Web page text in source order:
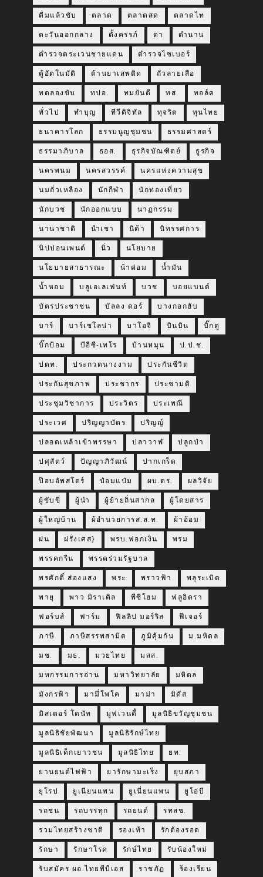
ดื่มแล้วขับ ตลาด ตลาดสด ตลาดไท
ตะวันออกกลาง ตั้งครรภ์ ตา ตำนาน
ตำรวจตระเวนชายแดน ตำรวจไซเบอร์
ตู้อัตโนมัติ ต้านยาเสพติด ถั่วลายเสือ
ทดลองขับ ทปอ. ทมยันตี ทส. ทอล์ค
ทั่วไป ทำบุญ ทีวีดิจิทัล ทุจริต ทุนไทย
ธนาคารโลก ธรรมนูญชุมชน ธรรมศาสตร์
ธรรมาภิบาล ธอส. ธุรกิจบัณฑิตย์ ธูรกิจ
นครพนม นครสวรรค์ นครแห่งความสุข
นมถั่วเหลือง นักกีฬา นักท่องเที่ยว
นักบวช นักออกแบบ นาฏกรรม
นานาชาติ นำเชา นิด้า นิทรรศการ
นิปปอนเพนต์ นิ่ว นโยบาย
นโยบายสาธารณะ น้าค่อม น้ำมัน
น้ำหอม บลูเอเลเฟ่นท์ บวช บอยแบนด์
บัตรประชาชน บัลลง ดอร์ บางกอกฮับ
บาร์ บาร์เซโลน่า บาโอจิ บินบิน บิ๊กตู่
บิ๊กป้อม บีอีซี-เทโร บ้านหมุน ป.ป.ช.
ปตท. ประกวดนางงาม ประกันชีวิต
ประกันสุขภาพ ประชากร ประชามติ
ประชุมวิชาการ ประวิตร ประเพณี
ประเวศ ปริญญาบัตร ปริญญ์
ปลอดเหล้าเข้าพรรษา ปลาวาฬ ปลูกป่า
ปศุสัตว์ ปัญญาภิวัฒน์ ปากเกร็ด
ป๊อบอัพสโตร์ ป๋อมแป๋ม ผบ.ตร. ผลวิจัย
ผู้ขับขี่ ผู้นำ ผู้ย้ายถิ่นสากล ผู้โดยสาร
ผู้ใหญ่บ้าน ผ้อำนวยการส.ส.ท. ผ้าอ้อม
ฝน ฝรั่งเศส} พรบ.ฟอกเงิน พรม
พรรคกรีน พรรคร่วมรัฐบาล
พรศักดิ์ ส่องแสง พระ พราวฟ้า พลุระเบิด
พายุ พาว มิราเคิล พีซีโฮม ฟลูอิดรา
ฟอร์บส์ ฟาร์ม ฟิลลิป มอร์ริส ฟีเจอร์
ภาษี ภาษีสรรพสามิต ภูมิคุ้มกัน ม.มหิดล
มช. มธ. มวยไทย มสส.
มหกรรมการอ่าน มหาวิทยาลัย มหิดล
มังกรฟ้า มามี่โพโค มาม่า มิดัส
มิสเตอร์ โดนัท มูฟเวนดี้ มูลนิธิขวัญชุมชน
มูลนิธิชัยพัฒนา มูลนิธิรักษ์ไทย
มูลนิธิเด็กเยาวชน มูลนิธิไทย ยท.
ยานยนต์ไฟฟ้า ยารักษามะเร็ง ยุบสภา
ยุโรป ยูเนียนแพน ยูเนี่ยนแพน ยูโอบี
รถชน รถบรรทุก รถยนต์ รทสช.
รวมไทยสร้างชาติ รองเท้า รักต้องรอด
รักษา รักษาโรค รักษ์ไทย รับน้องใหม่
รับสมัคร ผอ.ไทยพีบีเอส ราชภัฏ ร้องเรียน